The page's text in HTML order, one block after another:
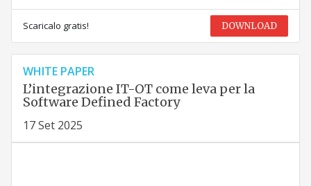
Scaricalo gratis! DOWNLOAD
WHITE PAPER
L’integrazione IT-OT come leva per la
Software Defined Factory
17 Set 2025